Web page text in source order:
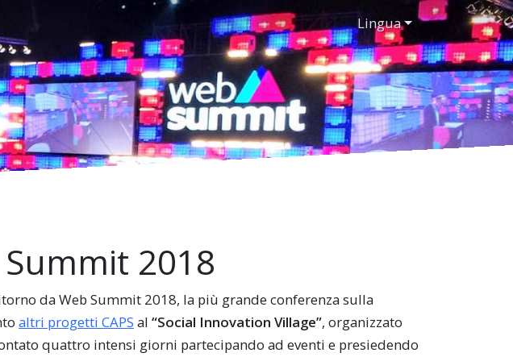
Lingua
2018
da Web Summit 2018, la più grande conferenza sulla
altri progetti CAPS al “Social Innovation Village”, organizzato
quattro intensi giorni partecipando ad eventi e presiedendo